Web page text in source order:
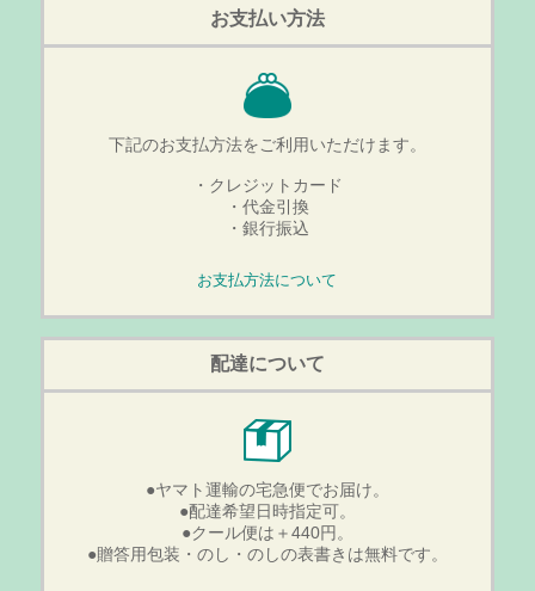
お支払い方法
下記のお支払方法をご利用いただけます。
・クレジットカード
・代金引換
・銀行振込
お支払方法について
配達について
●ヤマト運輸の宅急便でお届け。
●配達希望日時指定可。
●クール便は＋440円。
●贈答用包装・のし・のしの表書きは無料です。